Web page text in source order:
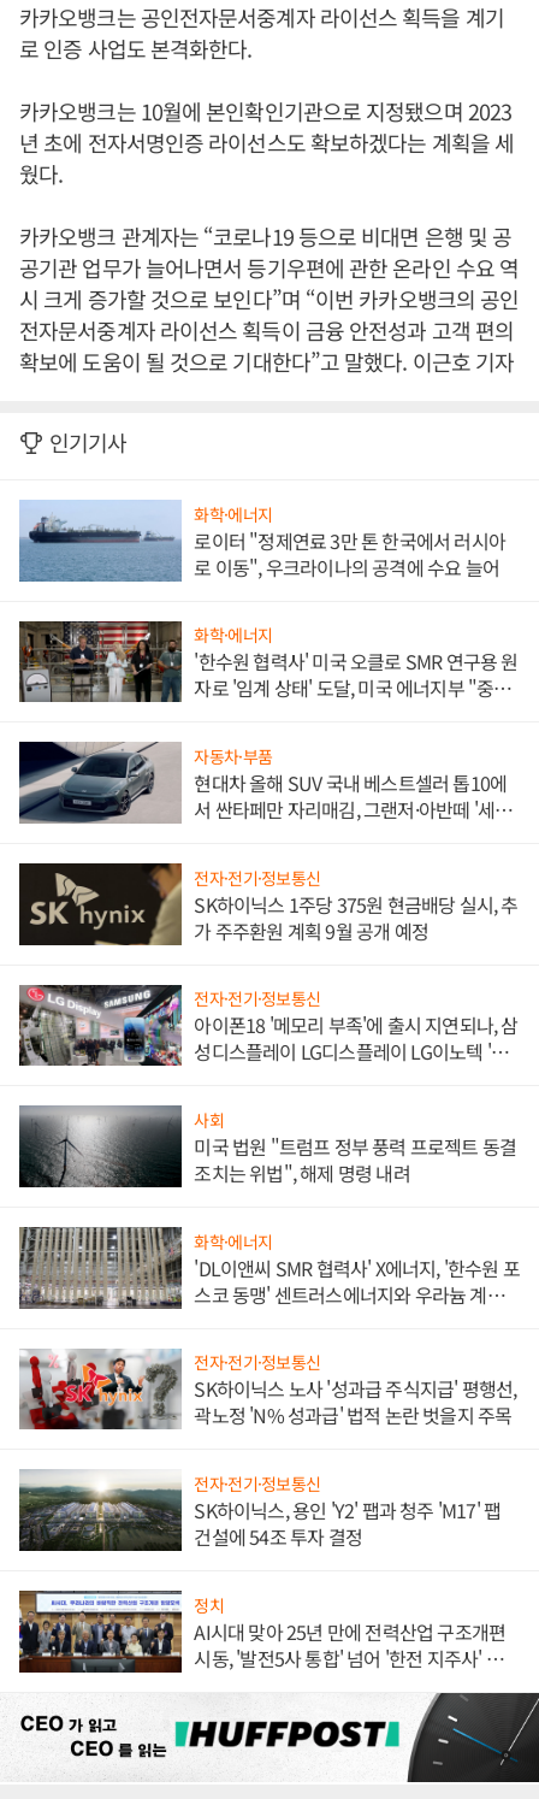
카카오뱅크는 공인전자문서중계자 라이선스 획득을 계기
로 인증 사업도 본격화한다.
카카오뱅크는 10월에 본인확인기관으로 지정됐으며 2023
년 초에 전자서명인증 라이선스도 확보하겠다는 계획을 세
웠다.
카카오뱅크 관계자는 “코로나19 등으로 비대면 은행 및 공
공기관 업무가 늘어나면서 등기우편에 관한 온라인 수요 역
시 크게 증가할 것으로 보인다”며 “이번 카카오뱅크의 공인
전자문서중계자 라이선스 획득이 금융 안전성과 고객 편의
확보에 도움이 될 것으로 기대한다”고 말했다. 이근호 기자
인기기사
화학·에너지
로이터 "정제연료 3만 톤 한국에서 러시아
로 이동", 우크라이나의 공격에 수요 늘어
화학·에너지
'한수원 협력사' 미국 오클로 SMR 연구용 원
자로 '임계 상태' 도달, 미국 에너지부 "중요
자동차·부품
현대차 올해 SUV 국내 베스트셀러 톱10에
서 싼타페만 자리매김, 그랜저·아반떼 '세단
전자·전기·정보통신
SK하이닉스 1주당 375원 현금배당 실시, 추
가 주주환원 계획 9월 공개 예정
전자·전기·정보통신
아이폰18 '메모리 부족'에 출시 지연되나, 삼
성디스플레이 LG디스플레이 LG이노텍 '탈
사회
미국 법원 "트럼프 정부 풍력 프로젝트 동결
조치는 위법", 해제 명령 내려
화학·에너지
'DL이앤씨 SMR 협력사' X에너지, '한수원 포
스코 동맹' 센트러스에너지와 우라늄 계약
전자·전기·정보통신
SK하이닉스 노사 '성과급 주식지급' 평행선,
곽노정 'N% 성과급' 법적 논란 벗을지 주목
전자·전기·정보통신
SK하이닉스, 용인 'Y2' 팹과 청주 'M17' 팹
건설에 54조 투자 결정
정치
AI시대 맞아 25년 만에 전력산업 구조개편
시동, '발전5사 통합' 넘어 '한전 지주사' 재편